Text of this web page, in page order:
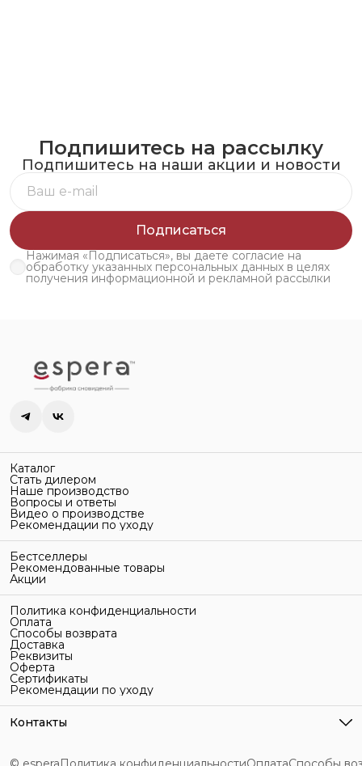
Подпишитесь на рассылку
Подпишитесь на наши акции и новости
Подписаться
Нажимая «Подписаться», вы даете согласие на
обработку указанных персональных данных в целях
получения информационной и рекламной рассылки
Каталог
Стать дилером
Наше производство
Вопросы и ответы
Видео о производстве
Рекомендации по уходу
Бестселлеры
Рекомендованные товары
Акции
Политика конфиденциальности
Оплата
Способы возврата
Доставка
Реквизиты
Оферта
Сертификаты
Рекомендации по уходу
Контакты